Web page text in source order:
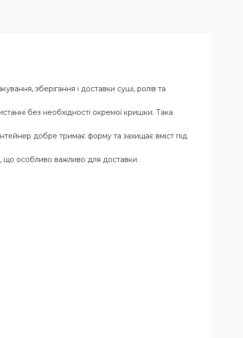
зберігання і доставки суші, ролів та
без необхідності окремої кришки. Така
добре тримає форму та захищає вміст під
що особливо важливо для доставки.